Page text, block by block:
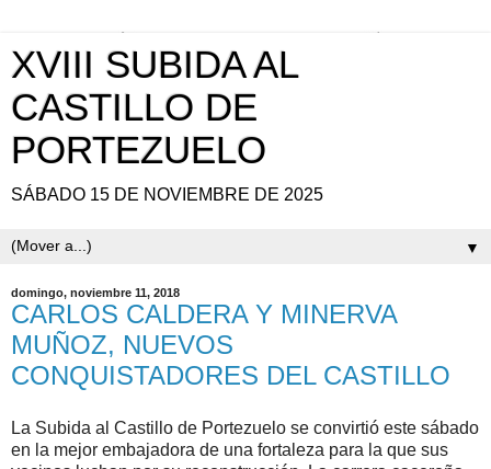
XVIII SUBIDA AL
CASTILLO DE
PORTEZUELO
SÁBADO 15 DE NOVIEMBRE DE 2025
▼
domingo, noviembre 11, 2018
CARLOS CALDERA Y MINERVA
MUÑOZ, NUEVOS
CONQUISTADORES DEL CASTILLO
La Subida al Castillo de Portezuelo se convirtió este sábado
en la mejor embajadora de una fortaleza para la que sus